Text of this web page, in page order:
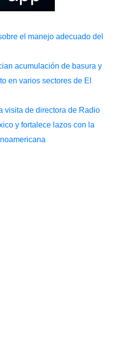
el manejo adecuado del
acumulación de basura y
en varios sectores de El
visita de directora de Radio
y fortalece lazos con la